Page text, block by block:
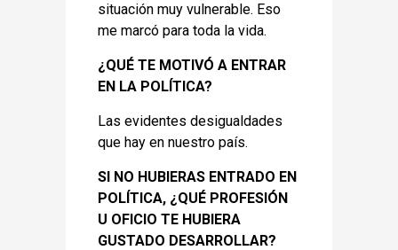
situación muy vulnerable. Eso
me marcó para toda la vida.
¿QUÉ TE MOTIVÓ A ENTRAR
EN LA POLÍTICA?
Las evidentes desigualdades
que hay en nuestro país.
SI NO HUBIERAS ENTRADO EN
POLÍTICA, ¿QUÉ PROFESIÓN
U OFICIO TE HUBIERA
GUSTADO DESARROLLAR?